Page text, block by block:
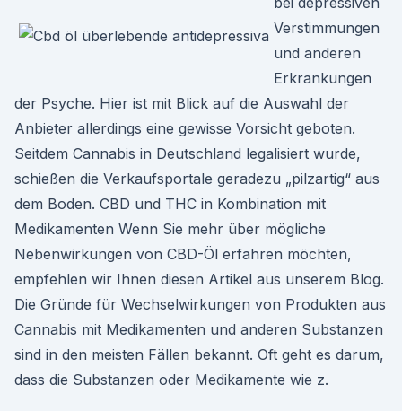
Verstimmungen
und anderen
Erkrankungen
der Psyche. Hier ist mit Blick auf die Auswahl der
Anbieter allerdings eine gewisse Vorsicht geboten.
Seitdem Cannabis in Deutschland legalisiert wurde,
schießen die Verkaufsportale geradezu „pilzartig“ aus
dem Boden. CBD und THC in Kombination mit
Medikamenten Wenn Sie mehr über mögliche
Nebenwirkungen von CBD-Öl erfahren möchten,
empfehlen wir Ihnen diesen Artikel aus unserem Blog.
Die Gründe für Wechselwirkungen von Produkten aus
Cannabis mit Medikamenten und anderen Substanzen
sind in den meisten Fällen bekannt. Oft geht es darum,
dass die Substanzen oder Medikamente wie z.